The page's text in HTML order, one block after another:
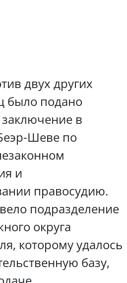
двух других
было подано
в
Шеве по
и
правосудию.
подразделение
округа
которому удалось
базу,